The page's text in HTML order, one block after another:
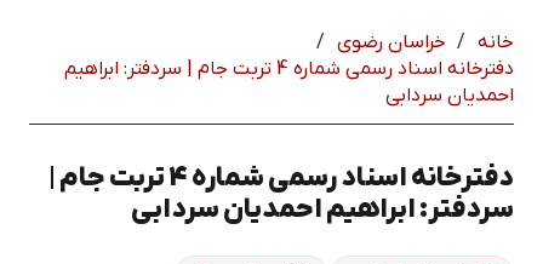
خانه / خراسان رضوي /
دفترخانه اسناد رسمی شماره 4 تربت جام | سردفتر: ابراهيم
احمديان سردابي
دفترخانه اسناد رسمی شماره 4 تربت جام |
سردفتر: ابراهيم احمديان سردابي